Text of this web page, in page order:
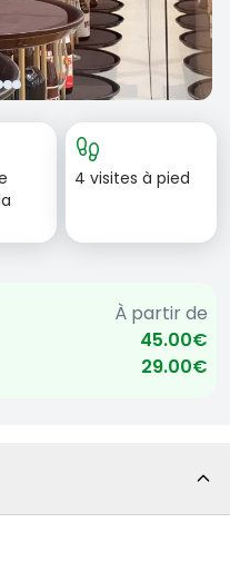
footprint
4 visites à pied
À partir de
45.00€
29.00€